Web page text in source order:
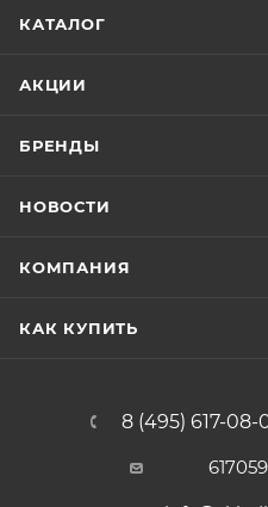
КАТАЛОГ
АКЦИИ
БРЕНДЫ
НОВОСТИ
КОМПАНИЯ
КАК КУПИТЬ
8 (495) 617-08-